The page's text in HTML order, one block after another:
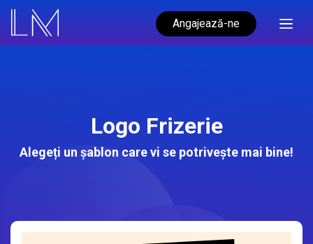
Angajează-ne
Logo Frizerie
Alegeți un șablon care vi se potrivește mai bine!